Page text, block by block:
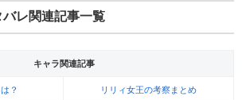
レ関連記事一覧
キャラ関連記事
？ リリィ女王の考察まとめ